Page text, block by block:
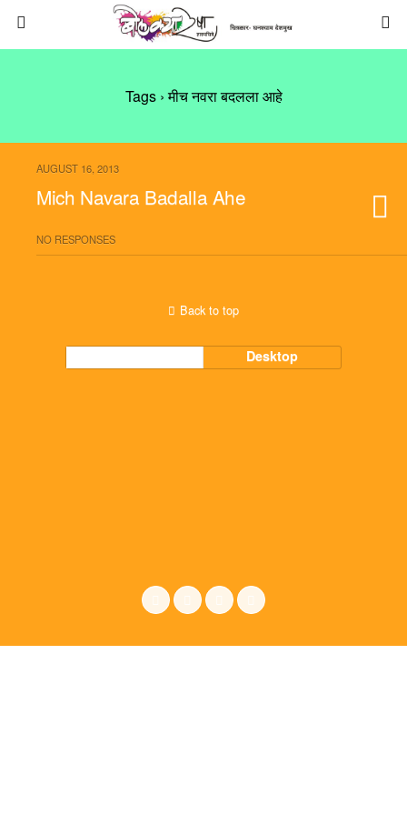
Tags › मीच नवरा बदलला आहे
AUGUST 16, 2013
Mich Navara Badalla Ahe
NO RESPONSES
Back to top
Desktop